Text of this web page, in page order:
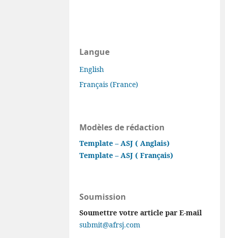
Langue
English
Français (France)
Modèles de rédaction
Template – ASJ ( Anglais)
Template – ASJ ( Français)
Soumission
Soumettre votre article par E-mail
submit@afrsj.com